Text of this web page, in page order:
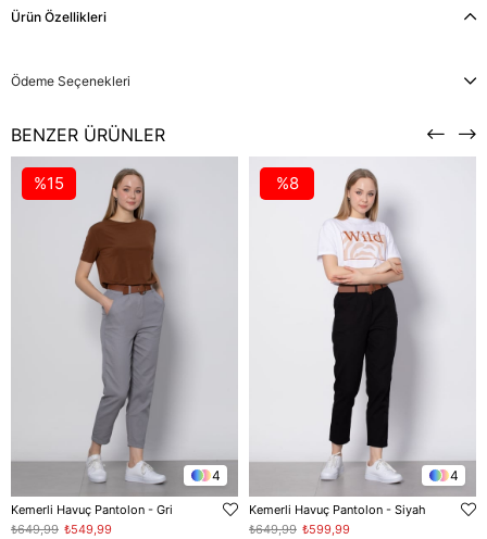
Ürün Özellikleri
Ödeme Seçenekleri
BENZER ÜRÜNLER
4
Kemerli Havuç Pantolon - Gri
₺549,99
₺649,99
%15
4
Kemerli Havuç Pantolon - Siyah
₺599,99
₺649,99
%8